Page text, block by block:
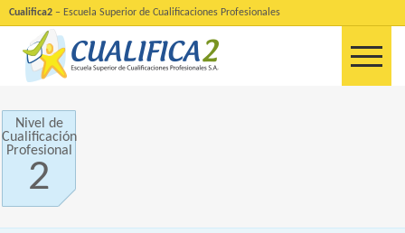
Cualifica2 – Escuela Superior de Cualificaciones Profesionales
Nivel de
Cualificación
Profesional
2